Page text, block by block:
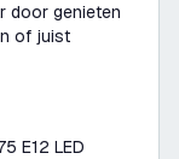
door genieten
of juist
E12 LED